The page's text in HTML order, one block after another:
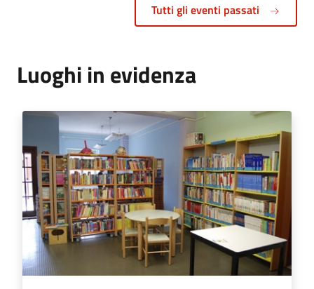
Tutti gli eventi passati
Luoghi in evidenza